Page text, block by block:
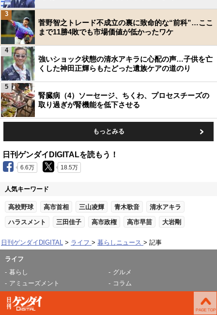
菅野智之トレード不成立の裏に致命的な“前科”…ここ
まで11勝4敗でも市場価値が低かったワケ
3
強いショック状態の清水アキラに心配の声…子供を亡
くした神田正輝らもたどった遺族ケアの道のり
4
腎臓病（4）ソーセージ、ちくわ、プロセスチーズの
取り過ぎが腎機能を低下させる
5
もっとみる
日刊ゲンダイDIGITALを読もう！
6.6万 18.5万
人気キーワード
高校野球 高市首相 三山凌輝 青木歌音 清水アキラ
ハラスメント 三田佳子 高市政権 高市早苗 大岩剛
日刊ゲンダイDIGITAL ライフ 暮らしニュース 記事
ライフ
暮らし
グルメ
アミューズメント
コラム